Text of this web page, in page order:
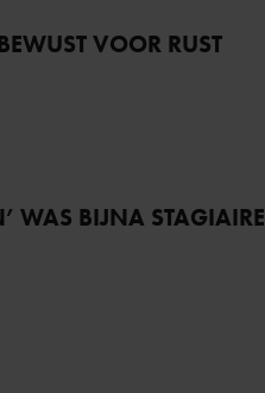
VOOR RUST
WAS BIJNA STAGIAIRE